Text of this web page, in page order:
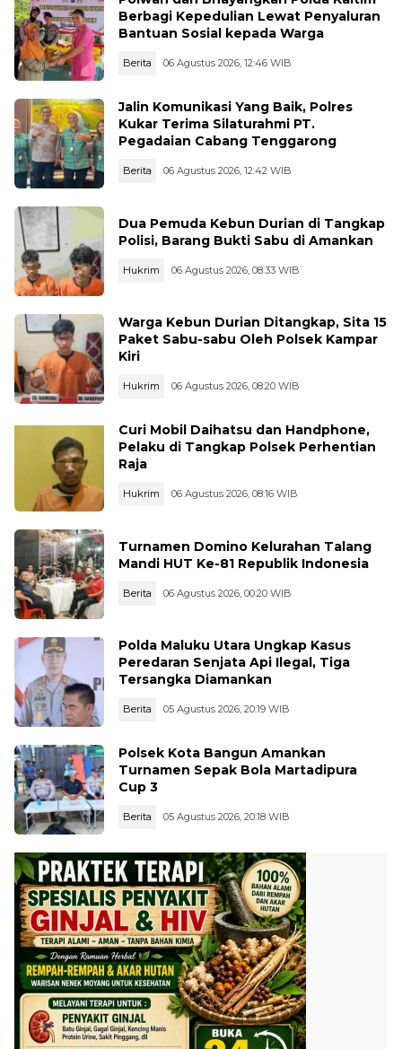
Berbagi Kepedulian Lewat Penyaluran
Bantuan Sosial kepada Warga
Berita 06 Agustus 2026, 12:46 WIB
Jalin Komunikasi Yang Baik, Polres
Kukar Terima Silaturahmi PT.
Pegadaian Cabang Tenggarong
Berita 06 Agustus 2026, 12:42 WIB
Dua Pemuda Kebun Durian di Tangkap
Polisi, Barang Bukti Sabu di Amankan
Hukrim 06 Agustus 2026, 08:33 WIB
Warga Kebun Durian Ditangkap, Sita 15
Paket Sabu-sabu Oleh Polsek Kampar
Kiri
Hukrim 06 Agustus 2026, 08:20 WIB
Curi Mobil Daihatsu dan Handphone,
Pelaku di Tangkap Polsek Perhentian
Raja
Hukrim 06 Agustus 2026, 08:16 WIB
Turnamen Domino Kelurahan Talang
Mandi HUT Ke-81 Republik Indonesia
Berita 06 Agustus 2026, 00:20 WIB
Polda Maluku Utara Ungkap Kasus
Peredaran Senjata Api Ilegal, Tiga
Tersangka Diamankan
Berita 05 Agustus 2026, 20:19 WIB
Polsek Kota Bangun Amankan
Turnamen Sepak Bola Martadipura
Cup 3
Berita 05 Agustus 2026, 20:18 WIB